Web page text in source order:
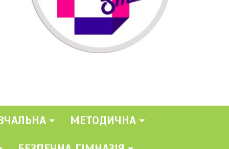
МЕТОДИЧНА